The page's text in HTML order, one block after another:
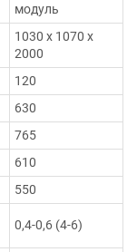
модуль
1030 х 1070 х
2000
120
630
765
610
550
0,4-0,6 (4-6)